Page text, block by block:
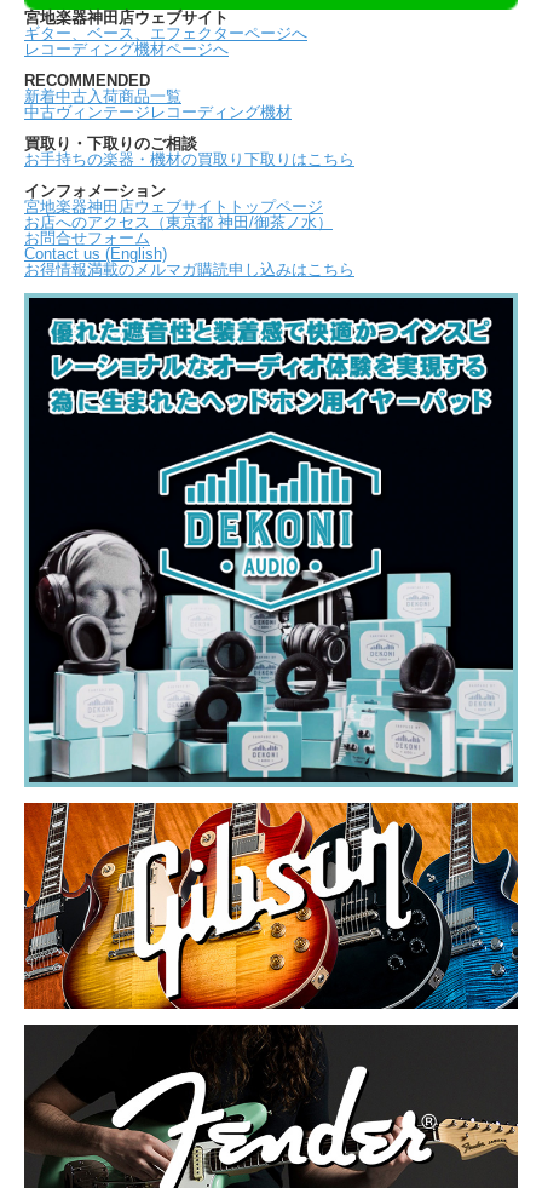
宮地楽器神田店ウェブサイト
ギター、ベース、エフェクターページへ
レコーディング機材ページへ
RECOMMENDED
新着中古入荷商品一覧
中古ヴィンテージレコーディング機材
買取り・下取りのご相談
お手持ちの楽器・機材の買取り下取りはこちら
インフォメーション
宮地楽器神田店ウェブサイトトップページ
お店へのアクセス（東京都 神田/御茶ノ水）
お問合せフォーム
Contact us (English)
お得情報満載のメルマガ購読申し込みはこちら